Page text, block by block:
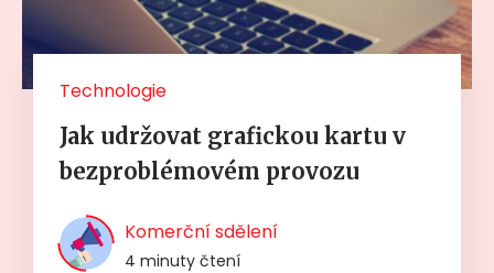
Technologie
Jak udržovat grafickou kartu v
bezproblémovém provozu
Komerční sdělení
4 minuty čtení